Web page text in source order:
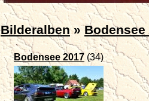
Bilderalben»Bodensee
Bodensee 2017 (34)